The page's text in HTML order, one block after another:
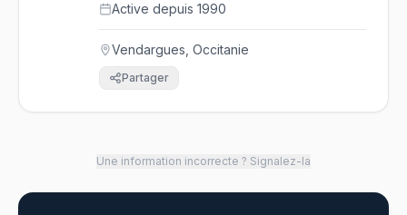
Active depuis 1990
Vendargues, Occitanie
Partager
Une information incorrecte ? Signalez-la